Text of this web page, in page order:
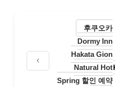
후쿠오카
Dormy Inn
Hakata Gion
Natural Hot
Spring 할인 예약